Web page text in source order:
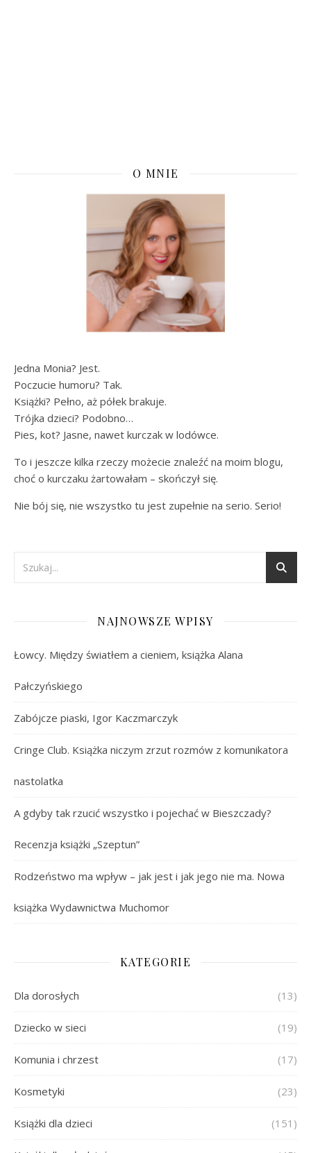
O MNIE
Jedna Monia? Jest.
Poczucie humoru? Tak.
Książki? Pełno, aż półek brakuje.
Trójka dzieci? Podobno…
Pies, kot? Jasne, nawet kurczak w lodówce.
To i jeszcze kilka rzeczy możecie znaleźć na moim blogu,
choć o kurczaku żartowałam – skończył się.
Nie bój się, nie wszystko tu jest zupełnie na serio. Serio!
NAJNOWSZE WPISY
Łowcy. Między światłem a cieniem, książka Alana
Pałczyńskiego
Zabójcze piaski, Igor Kaczmarczyk
Cringe Club. Książka niczym zrzut rozmów z komunikatora
nastolatka
A gdyby tak rzucić wszystko i pojechać w Bieszczady?
Recenzja książki „Szeptun”
Rodzeństwo ma wpływ – jak jest i jak jego nie ma. Nowa
książka Wydawnictwa Muchomor
KATEGORIE
Dla dorosłych (13)
Dziecko w sieci (19)
Komunia i chrzest (17)
Kosmetyki (23)
Książki dla dzieci (151)